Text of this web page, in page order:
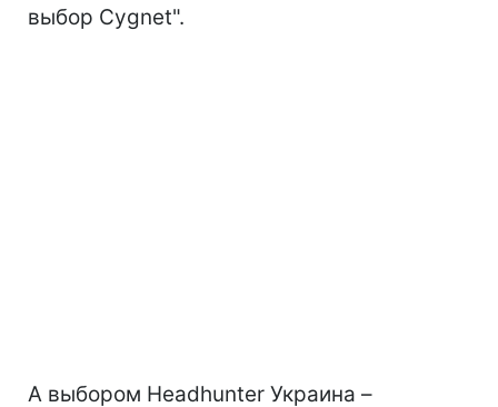
выбор Cygnet".
А выбором Headhunter Украина –